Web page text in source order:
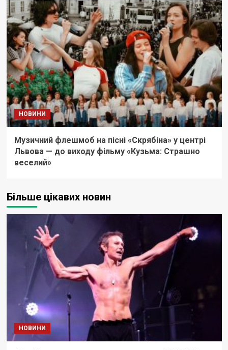
НОВИНИ
Музичний флешмоб на пісні «Скрябіна» у центрі
Львова — до виходу фільму «Кузьма: Страшно
веселий»
Більше цікавих новин
НОВИНИ